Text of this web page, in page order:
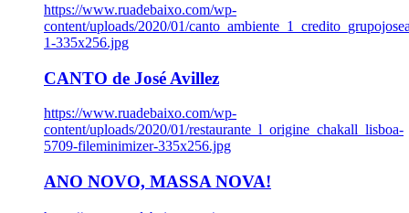
https://www.ruadebaixo.com/wp-
content/uploads/2020/01/
1-335x256.jpg
CANTO de José Avillez
https://www.ruadebaixo.com/wp-
content/uploads/2020/01/restaurante_l_origine_chakall_lisboa-
5709-fileminimizer-335x256.jpg
ANO NOVO, MASSA NOVA!